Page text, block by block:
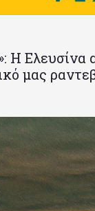
Η Ελευσίνα
μας